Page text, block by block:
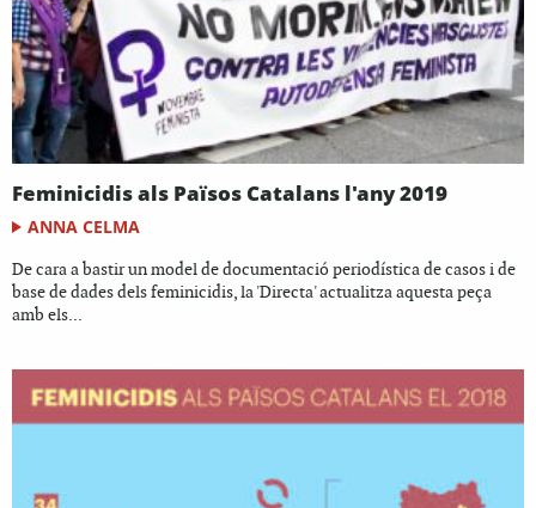
Feminicidis als Països Catalans l'any 2019
ANNA CELMA
De cara a bastir un model de documentació periodística de casos i de
base de dades dels feminicidis, la 'Directa' actualitza aquesta peça
amb els...